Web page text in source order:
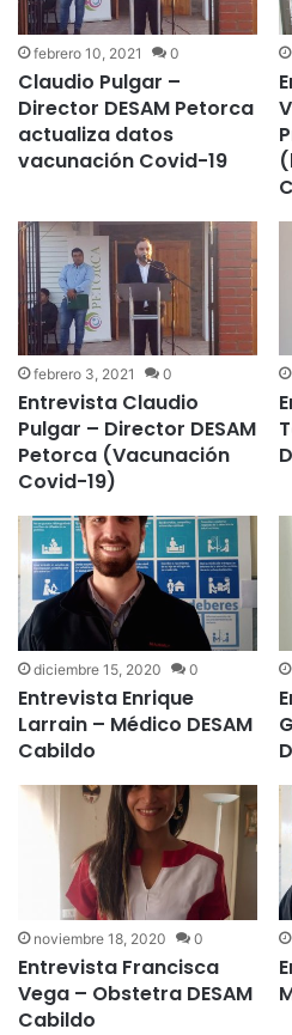
febrero 10, 2021 0
Claudio Pulgar –
Director DESAM Petorca
actualiza datos
vacunación Covid-19
febrero 3, 2021 0
Entrevista Claudio
Pulgar – Director DESAM
Petorca (Vacunación
Covid-19)
diciembre 15, 2020 0
Entrevista Enrique
Larrain – Médico DESAM
Cabildo
noviembre 18, 2020 0
Entrevista Francisca
Vega – Obstetra DESAM
Cabildo